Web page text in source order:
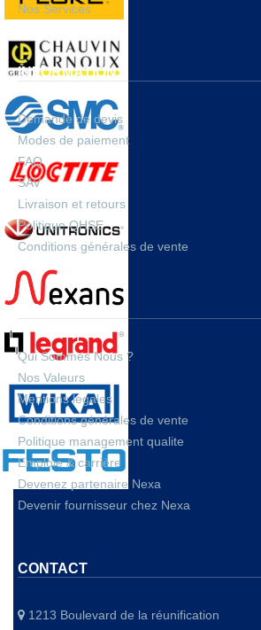
Nos Services
INFORMATIONS
Demande de devis
Modes de paiement
FAQ
SAV
Livraison et retours
Politique QHSE
Conditions générales de vente
A PROPOS
Qui Sommes Nous ?
Nos Valeurs
Mentions legales
Conditions générales de vente
Politique management qualite
Emploie & carrière
Devenez partenaire Nexa
Devenir fournisseur chez Nexa
CONTACT
1213 Boulevard de la réunification